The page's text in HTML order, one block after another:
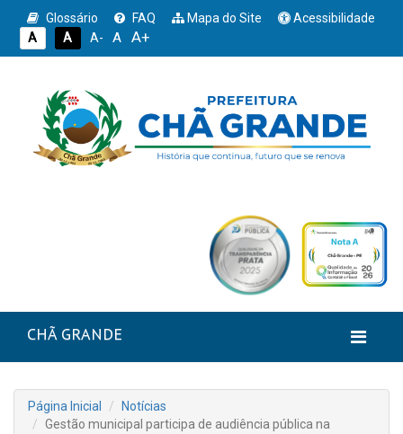
Glossário FAQ Mapa do Site
Acessibilidade
A
A A- A A+
CHÃ GRANDE
Página Inicial
Notícias
Gestão municipal participa de audiência pública na